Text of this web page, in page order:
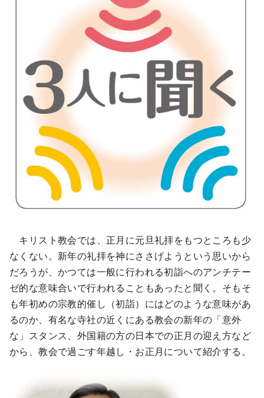
キリスト教会では、正月に元旦礼拝をもつところも少
なくない。新年の礼拝を神にささげようという思いから
だろうが、かつては一般に行われる初詣へのアンチテー
ゼ的な意味合いで行われることもあったと聞く。そもそ
も年初めの宗教的催し（初詣）にはどのような意味があ
るのか、有名な寺社の近くにある教会の新年の「意外
な」スタンス、外国籍の方の日本での正月の迎え方など
から、教会で過ごす年越し・お正月について紹介する。